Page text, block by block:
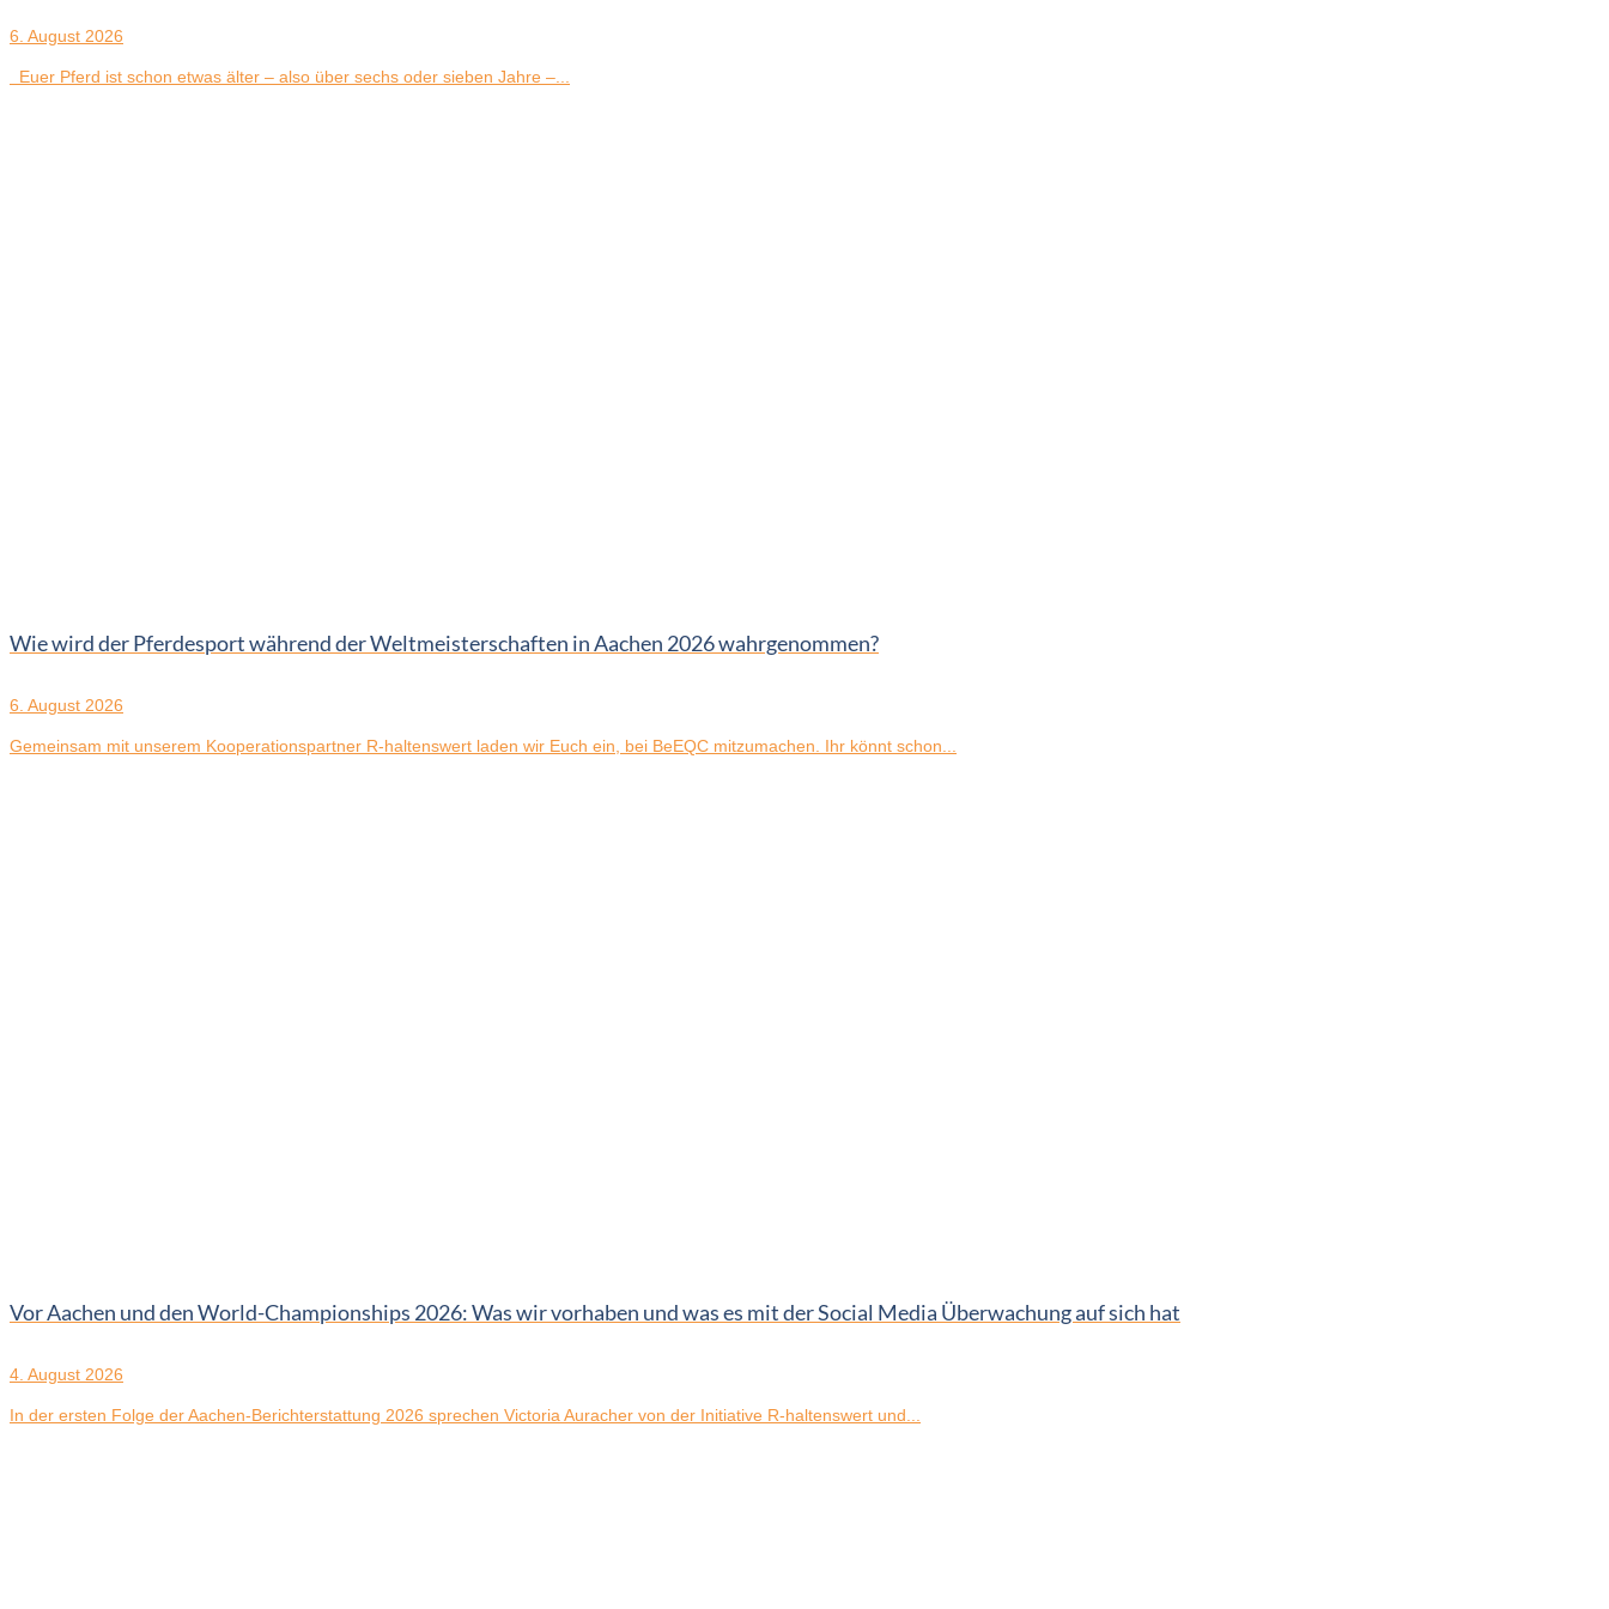
6. August 2026
Euer Pferd ist schon etwas älter – also über sechs oder sieben Jahre –...
Wie wird der Pferdesport während der Weltmeisterschaften in Aachen 2026 wahrgenommen?
6. August 2026
Gemeinsam mit unserem Kooperationspartner R-haltenswert laden wir Euch ein, bei BeEQC mitzumachen. Ihr könnt schon...
Vor Aachen und den World-Championships 2026: Was wir vorhaben und was es mit der Social Media Überwachung auf sich hat
4. August 2026
In der ersten Folge der Aachen-Berichterstattung 2026 sprechen Victoria Auracher von der Initiative R-haltenswert und...